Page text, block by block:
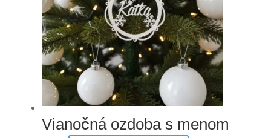
Vianočná ozdoba s menom